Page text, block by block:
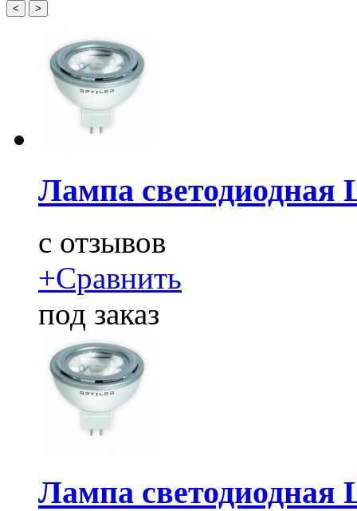
< >
Лампа светодиодная
c отзывов
+Сравнить
под заказ
Лампа светодиодная